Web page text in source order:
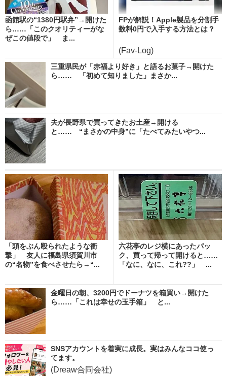
函館駅の“1380円駅弁”→開けた
ら……「このクオリティーがな
ぜこの値段で」 ま...
FPが解説！Apple製品を分割手
数料0円で入手する方法とは？
(Fav-Log)
三重県民が「赤福より好き」と語るお菓子→開けた
ら…… 「初めて知りました」まさか...
夫が長野県で買ってきたお土産→開ける
と…… “まさかの中身”に「たべてみたいやつ...
「頭をぶん殴られたような衝
撃」 友人に福島県須賀川市
の“名物”を食べさせたら→“...
六花亭のレジ横にあったパッ
ク、買って帰って開けると……
「なに、なに、これ??」 ...
金曜日の朝、3200円でドーナツを箱買い→開けた
ら……「これは幸せの玉手箱」 と...
SNSアカウントを着実に成長。実はみんなココ使っ
てます。
(Dreaw合同会社)